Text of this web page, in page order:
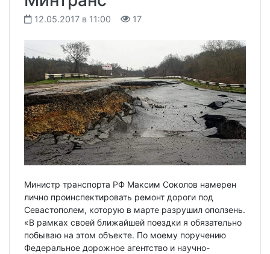
12.05.2017 в 11:00 17
Министр транспорта РФ Максим Соколов намерен
лично проинспектировать ремонт дороги под
Севастополем, которую в марте разрушил оползень.
«В рамках своей ближайшей поездки я обязательно
побываю на этом объекте. По моему поручению
Федеральное дорожное агентство и научно-